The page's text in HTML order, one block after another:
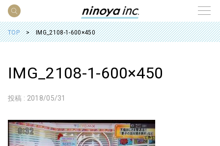
TOP IMG_2108-1-600×450
IMG_2108-1-600×450
投稿 : 2018/05/31